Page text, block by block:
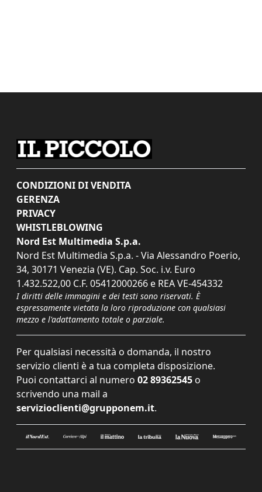
CONDIZIONI DI VENDITA
GERENZA
PRIVACY
WHISTLEBLOWING
Nord Est Multimedia S.p.a.
Nord Est Multimedia S.p.a. - Via Alessandro Poerio,
34, 30171 Venezia (VE). Cap. Soc. i.v. Euro
1.432.522,00 C.F. 05412000266 e REA VE-454332
I diritti delle immagini e dei testi sono riservati. È
espressamente vietata la loro riproduzione con qualsiasi
mezzo e l'adattamento totale o parziale.
Per qualsiasi necessità o domanda, il nostro
servizio clienti è a tua completa disposizione.
Puoi contattarci al numero 02 89362545 o
scrivendo una mail a
servizioclienti@grupponem.it.